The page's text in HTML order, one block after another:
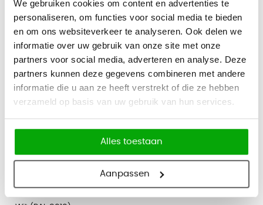
We gebruiken cookies om content en advertenties te
personaliseren, om functies voor social media te bieden
en om ons websiteverkeer te analyseren. Ook delen we
informatie over uw gebruik van onze site met onze
partners voor social media, adverteren en analyse. Deze
partners kunnen deze gegevens combineren met andere
informatie die u aan ze heeft verstrekt of die ze hebben
verzameld op basis van uw gebruik van hun services.
Alles toestaan
Aanpassen
Beschrijving
Lockerkast colour 2.10
Een lockerkast van staal met 10 verschillend gekleurde
deuren. Deze locker heeft gladde deuren en u heeft de
keuze uit een cilinderslot, een valgrendelslot, pincode of RFID
volgorde van de kleuren wilt. De locker is geschikt voor
dagelijks gebruik.
Kleur romp: